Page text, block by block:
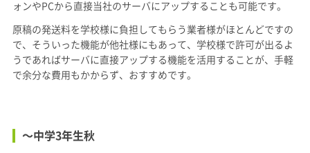
ォンやPCから直接当社のサーバにアップすることも可能です。
原稿の発送料を学校様に負担してもらう業者様がほとんどですの
で、そういった機能が他社様にもあって、学校様で許可が出るよ
うであればサーバに直接アップする機能を活用することが、手軽
で余分な費用もかからず、おすすめです。
〜中学3年生秋